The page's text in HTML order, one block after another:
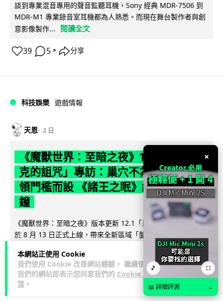
本網站正使用 Cookie
我們使用 Cookie 改善網站體驗。 繼續使用
我們的網站即表示您同意我們的 Cookie 政
策 。
談到專業混音專用的聲音監聽耳機，Sony 經典 MDR-7506 到
MDR-M1 專業錄音室耳機都為人熟悉。而現在舞台製作者與創
意影像製作...
閱讀全文
39 5 ↗ 分享
科技娛樂 遊戲情報
天恩 2 日
《魔獸世界：至暗之夜》12.1 「烏拉特
克的詛咒」專訪：巢穴不為提高世界首
領門檻而設 《諸王之眠》縮短約 10 分
鐘
《魔獸世界：至暗之夜》版本更新 12.1「烏拉特克的詛咒」將
於 8 月 13 日正式上線，帶來全新區域「盤蛇島」、地城「毒牙
116 分享
×
🎵 ⛶
📖 詳細評測 →